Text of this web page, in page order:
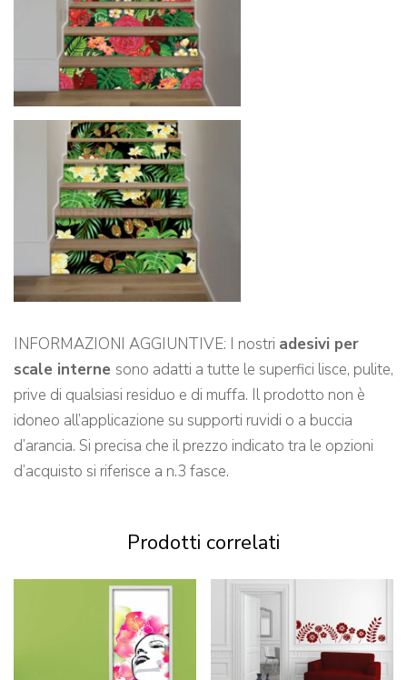
INFORMAZIONI AGGIUNTIVE: I nostri adesivi per
scale interne sono adatti a tutte le superfici lisce, pulite,
prive di qualsiasi residuo e di muffa. Il prodotto non è
idoneo all’applicazione su supporti ruvidi o a buccia
d’arancia. Si precisa che il prezzo indicato tra le opzioni
d’acquisto si riferisce a n.3 fasce.
Prodotti correlati